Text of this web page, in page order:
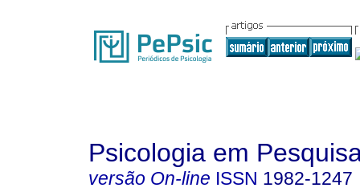
Psicologia em
versão On-line ISSN 1982-1247